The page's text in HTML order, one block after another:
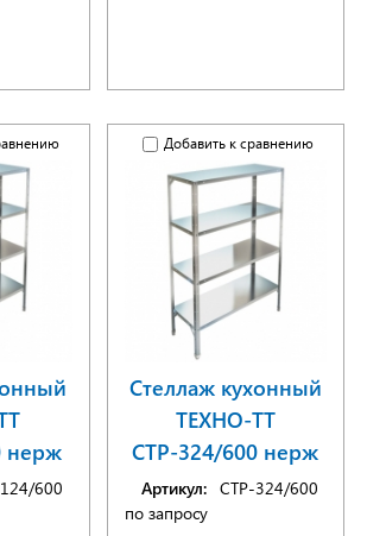
нерж
600
Добавить к сравнению
Стеллаж кухонный
ТЕХНО-ТТ
СТР-324/600 нерж
Артикул: СТР-324/600
по запросу